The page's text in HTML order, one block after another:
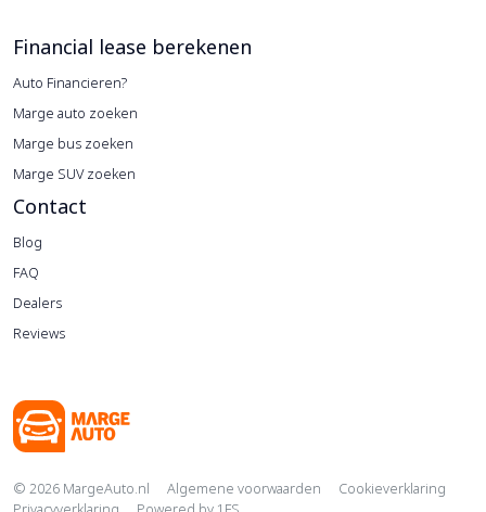
Financial lease berekenen
Auto Financieren?
Marge auto zoeken
Marge bus zoeken
Marge SUV zoeken
Contact
Blog
FAQ
Dealers
Reviews
Copyright navigation
© 2026 MargeAuto.nl Algemene voorwaarden
Cookieverklaring